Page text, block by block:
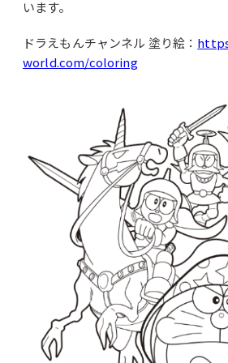
います。
ドラえもんチャンネル 塗り絵：
world.com/coloring